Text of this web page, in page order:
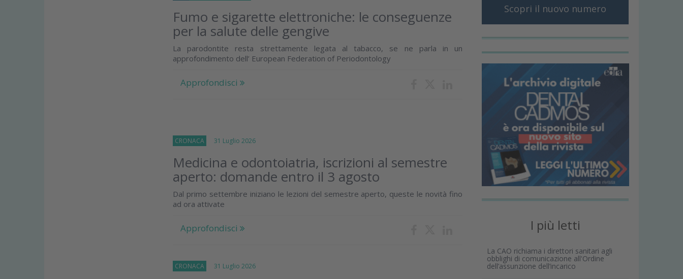
Fumo e sigarette elettroniche: le conseguenze
per la salute delle gengive
La parodontite resta strettamente legata al tabacco, se ne parla in un
approfondimento dell’ European Federation of Periodontology
Approfondisci
CRONACA 31 Luglio 2026
Medicina e odontoiatria, iscrizioni al semestre
aperto: domande entro il 3 agosto
Dal primo settembre iniziano le lezioni del semestre aperto, queste le novità fino
ad ora attivate
Approfondisci
CRONACA 31 Luglio 2026
Scopri il nuovo numero
I più letti
La CAO richiama i direttori sanitari agli
obblighi di comunicazione all'Ordine
dell’assunzione dell’incarico